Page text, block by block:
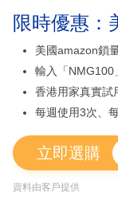
限時優惠：
美國amazon鎖
輸入「NMG100
香港用家真實試
每週使用3次、
立即選購
資料由客戶提供